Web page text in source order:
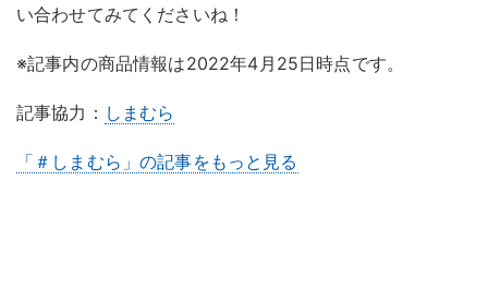
い合わせてみてくださいね！
※記事内の商品情報は2022年4月25日時点です。
記事協力： しまむら
「＃しまむら」の記事をもっと見る